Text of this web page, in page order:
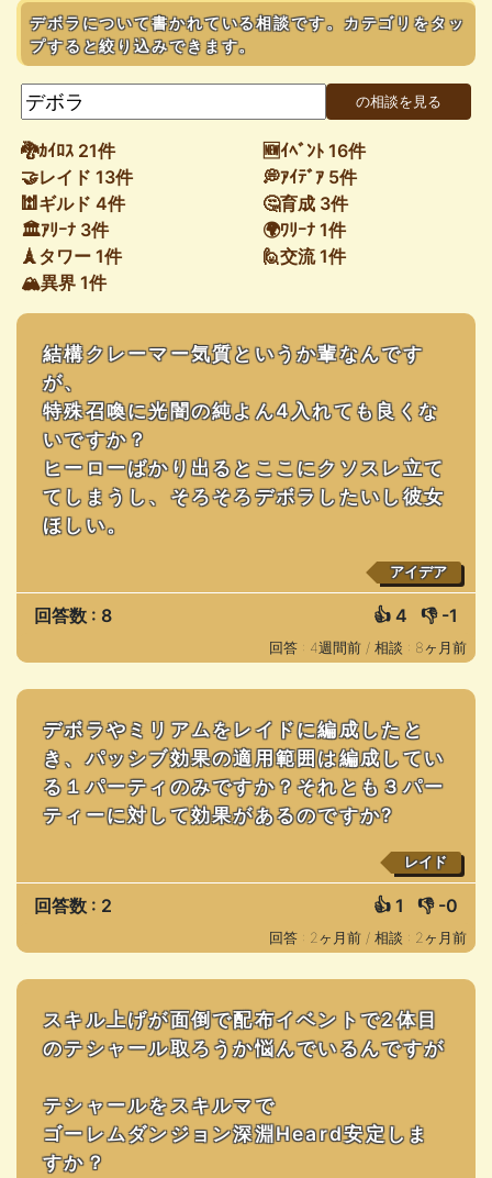
デボラについて書かれている相談です。カテゴリをタッ
プすると絞り込みできます。
🐉ｶｲﾛｽ 21件
🆕ｲﾍﾞﾝﾄ 16件
🤝レイド 13件
💭ｱｲﾃﾞｱ 5件
🕍ギルド 4件
🤔育成 3件
🏛ｱﾘｰﾅ 3件
🌍ﾜﾘｰﾅ 1件
🗼タワー 1件
🙋交流 1件
🏔異界 1件
結構クレーマー気質というか輩なんです
が、
特殊召喚に光闇の純よん4入れても良くな
いですか？
ヒーローばかり出るとここにクソスレ立て
てしまうし、そろそろデボラしたいし彼女
ほしい。
アイデア
回答数 : 8 👍 4 👎 -1
回答 : 4週間前 / 相談 : 8ヶ月前
デボラやミリアムをレイドに編成したと
き、パッシブ効果の適用範囲は編成してい
る１パーティのみですか？それとも３パー
ティーに対して効果があるのですか?
レイド
回答数 : 2 👍 1 👎 -0
回答 : 2ヶ月前 / 相談 : 2ヶ月前
スキル上げが面倒で配布イベントで2体目
のテシャール取ろうか悩んでいるんですが
テシャールをスキルマで
ゴーレムダンジョン深淵Heard安定しま
すか？